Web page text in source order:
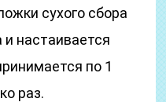
сухого сбора
настаивается
по 1
раз.